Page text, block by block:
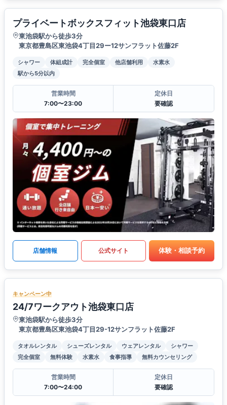
プライベートボックスフィット池袋東口店
東池袋駅から徒歩3分
東京都豊島区東池袋4丁目29ー12サンフラット佐藤2F
シャワー 体組成計 完全個室 他店舗利用
水素水
駅から5分以内
営業時間
7:00〜23:00
定休日
要確認
店舗情報 公式サイト 体験・相談予約
キャンペーン中
24/7ワークアウト池袋東口店
東池袋駅から徒歩3分
東京都豊島区東池袋4丁目29-12サンフラット佐藤2F
タオルレンタル シューズレンタル ウェアレンタル
シャワー
完全個室
無料体験 水素水 食事指導 無料カウンセリング
営業時間
7:00〜24:00
定休日
要確認